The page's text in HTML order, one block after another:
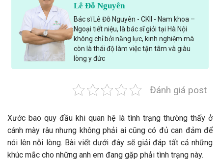
Lê Đỗ Nguyên
Bác sĩ Lê Đỗ Nguyên - CKII - Nam khoa –
Ngoại tiết niệu, là bác sĩ giỏi tại Hà Nội
không chỉ bởi năng lực, kinh nghiệm mà
còn là thái độ làm việc tận tâm và giàu
lòng y đức
Đánh giá post
Xước bao quy đầu khi quan hệ là tình trạng thường thấy ở
cánh mày râu nhưng không phải ai cũng có đủ can đảm để
nói lên nỗi lòng. Bài viết dưới đây sẽ giải đáp tất cả những
khúc mắc cho những anh em đang gặp phải tình trạng này.